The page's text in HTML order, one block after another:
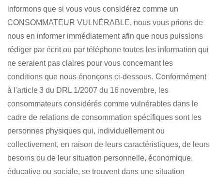
informons que si vous vous considérez comme un
CONSOMMATEUR VULNÉRABLE, nous vous prions de
nous en informer immédiatement afin que nous puissions
rédiger par écrit ou par téléphone toutes les information qui
ne seraient pas claires pour vous concernant les
conditions que nous énonçons ci-dessous. Conformément
à l'article 3 du DRL 1/2007 du 16 novembre, les
consommateurs considérés comme vulnérables dans le
cadre de relations de consommation spécifiques sont les
personnes physiques qui, individuellement ou
collectivement, en raison de leurs caractéristiques, de leurs
besoins ou de leur situation personnelle, économique,
éducative ou sociale, se trouvent dans une situation